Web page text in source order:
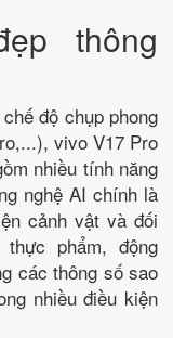
thông
độ chụp phong
vivo V17 Pro
nhiều tính năng
nghệ AI chính là
cảnh vật và đối
phẩm, động
các thông số sao
nhiều điều kiện